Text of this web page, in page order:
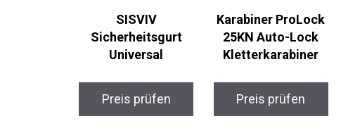
SISVIV
Sicherheitsgurt
Universal
Preis prüfen
Karabiner ProLock
25KN Auto-Lock
Kletterkarabiner
Preis prüfen